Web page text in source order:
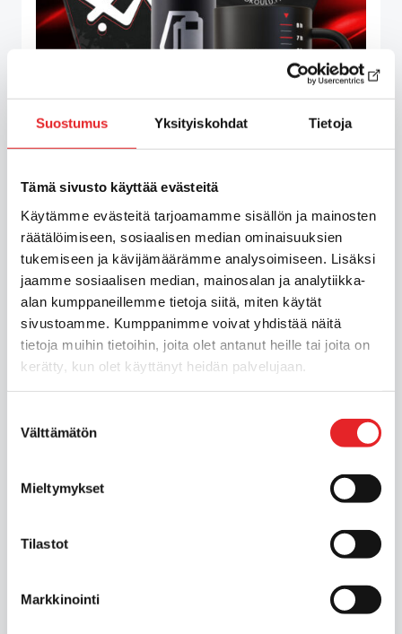
Suostumus Yksityiskohdat Tietoja
Tämä sivusto käyttää evästeitä
Käytämme evästeitä tarjoamamme sisällön ja mainosten
räätälöimiseen, sosiaalisen median ominaisuuksien
tukemiseen ja kävijämäärämme analysoimiseen. Lisäksi
jaamme sosiaalisen median, mainosalan ja analytiikka-
alan kumppaneillemme tietoja siitä, miten käytät
sivustoamme. Kumppanimme voivat yhdistää näitä
tietoja muihin tietoihin, joita olet antanut heille tai joita on
kerätty, kun olet käyttänyt heidän palvelujaan.
valinta
Välttämätön
Mieltymykset
Tilastot
Markkinointi
C1-ajokortti ensihoitajalle, milloin
se tarvitaan ja miksi se kannattaa
suorittaa jo opiskeluaikana?
29 heinäkuun, 2026